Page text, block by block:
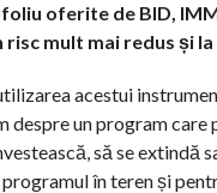
oferite de BID,
risc mult mai redus și
acestui
despre un program
să se extindă
în teren și